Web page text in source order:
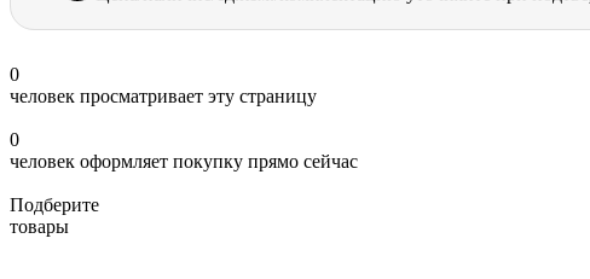
0
человек просматривает эту страницу
0
человек оформляет покупку прямо сейчас
Подберите
товары